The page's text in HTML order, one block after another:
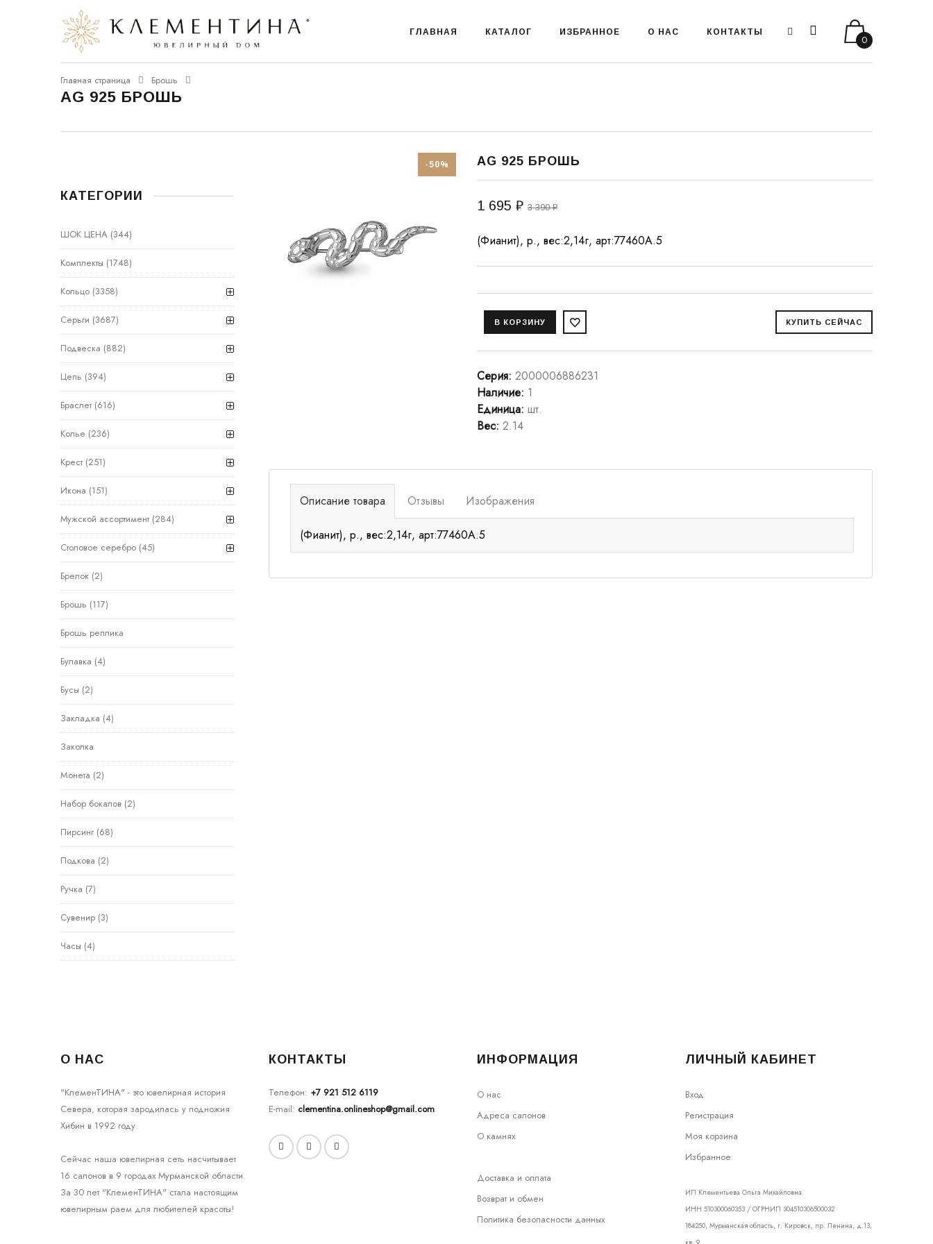
0
ГЛАВНАЯ КАТАЛОГ ИЗБРАННОЕ О НАС КОНТАКТЫ
Главная страница Брошь
AG 925 БРОШЬ
-50% AG 925 БРОШЬ
1 695 ₽ 3 390 ₽
(Фианит), р., вес:2,14г, арт:77460А.5
Серия: 2000006886231
Наличие: 1
Единица: шт.
Вес: 2.14
Описание товара
(Фианит), р., вес:2,14г, арт:77460А.5
Отзывы Изображения
КАТЕГОРИИ
ШОК ЦЕНА (344)
Комплекты (1748)
Кольцо (3358)
Серьги (3687)
Подвеска (882)
Цепь (394)
Браслет (616)
Колье (236)
Крест (251)
Икона (151)
Мужской ассортимент (284)
Столовое серебро (45)
Брелок (2)
Брошь (117)
Брошь реплика
Булавка (4)
Бусы (2)
Закладка (4)
Заколка
Монета (2)
Набор бокалов (2)
Пирсинг (68)
Подкова (2)
Ручка (7)
Сувенир (3)
Часы (4)
О НАС
"КлеменТИНА" - это ювелирная история
Севера, которая зародилась у подножия
Хибин в 1992 году.
Сейчас наша ювелирная сеть насчитывает
16 салонов в 9 городах Мурманской области.
За 30 лет "КлеменТИНА" стала настоящим
ювелирным раем для любителей красоты!
КОНТАКТЫ
Телефон: +7 921 512 6119
E-mail: clementina.onlineshop@gmail.com
ИНФОРМАЦИЯ
О нас
Адреса салонов
О камнях
Доставка и оплата
Возврат и обмен
Политика безопасности данных
ЛИЧНЫЙ КАБИНЕТ
Вход
Регистрация
Моя корзина
Избранное
ИП Клементьева Ольга Михайловна.
ИНН 510300060353 / ОГРНИП 304510306500032
184250, Мурманская область, г. Кировск, пр. Ленина, д.13,